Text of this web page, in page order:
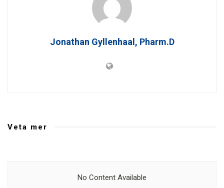
Jonathan Gyllenhaal, Pharm.D
Veta mer
No Content Available